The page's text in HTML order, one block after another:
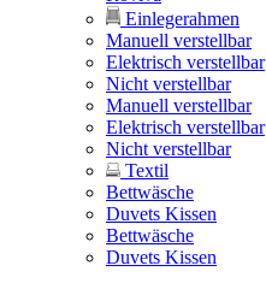
Einlegerahmen
Manuell verstellbar
Elektrisch verstellbar
Nicht verstellbar
Manuell verstellbar
Elektrisch verstellbar
Nicht verstellbar
Textil
Bettwäsche
Duvets Kissen
Bettwäsche
Duvets Kissen